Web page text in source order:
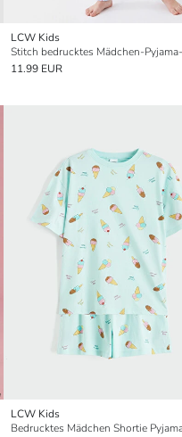
LCW Kids
Stitch bedrucktes Mädchen-
11.99 EUR
LCW Kids
Bedrucktes Mädchen Shortie